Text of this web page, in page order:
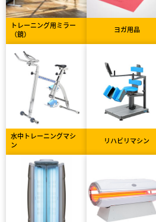
トレーニング用ミラー
（鏡）
ヨガ用品
水中トレーニングマシ
ン
リハビリマシン